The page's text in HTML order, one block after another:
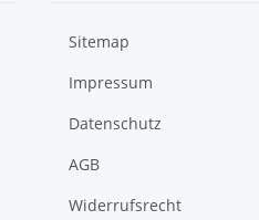
Sitemap
Impressum
Datenschutz
AGB
Widerrufsrecht